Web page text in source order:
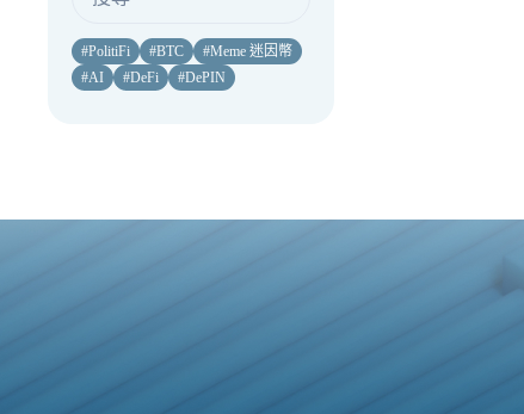
#PolitiFi #BTC #Meme 迷因幣
#AI #DeFi #DePIN